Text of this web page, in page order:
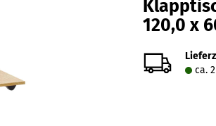
Konto erstellen
120,0 x
ca.